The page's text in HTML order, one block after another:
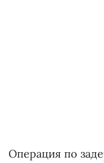
Операция по